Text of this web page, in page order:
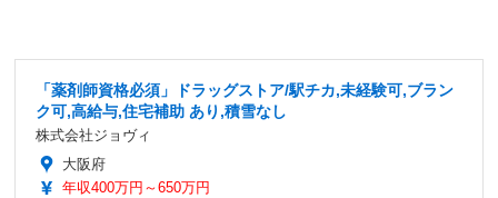
「薬剤師資格必須」ドラッグストア/駅チカ,未経験可,ブラン
ク可,高給与,住宅補助 あり,積雪なし
株式会社ジョヴィ
大阪府
年収400万円～650万円